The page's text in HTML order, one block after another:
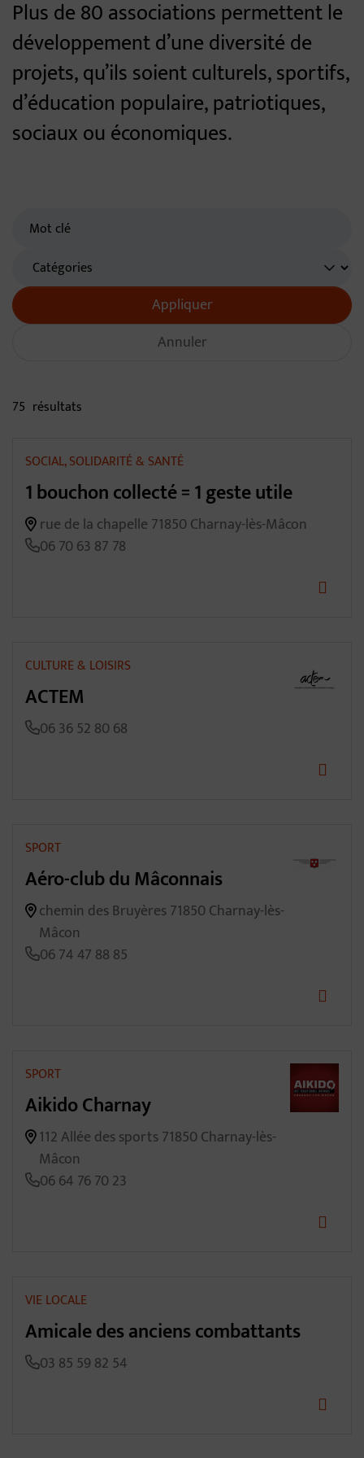
Plus de 80 associations permettent le
développement d’une diversité de
projets, qu’ils soient culturels, sportifs,
d’éducation populaire, patriotiques,
sociaux ou économiques.
Recherche par mots-clés
Catégories
Appliquer
Annuler
75 résultats
SOCIAL, SOLIDARITÉ & SANTÉ
1 bouchon collecté = 1 geste utile
rue de la chapelle 71850 Charnay-lès-Mâcon
06 70 63 87 78
CULTURE & LOISIRS
ACTEM
06 36 52 80 68
SPORT
Aéro-club du Mâconnais
chemin des Bruyères 71850 Charnay-lès-
Mâcon
06 74 47 88 85
SPORT
Aikido Charnay
112 Allée des sports 71850 Charnay-lès-
Mâcon
06 64 76 70 23
VIE LOCALE
Amicale des anciens combattants
03 85 59 82 54